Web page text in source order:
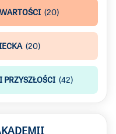
(20)
(20)
PRZYSZŁOŚCI (42)